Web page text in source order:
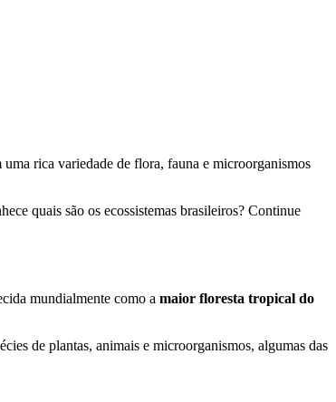
rica variedade de flora, fauna e microorganismos
quais são os ecossistemas brasileiros? Continue
mundialmente como a maior floresta tropical do
de plantas, animais e microorganismos, algumas das